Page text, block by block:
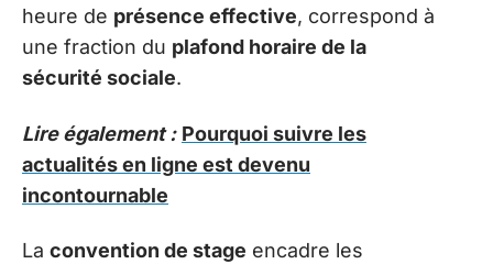
heure de présence effective, correspond à
une fraction du plafond horaire de la
sécurité sociale.
Lire également : Pourquoi suivre les
actualités en ligne est devenu
incontournable
La convention de stage encadre les